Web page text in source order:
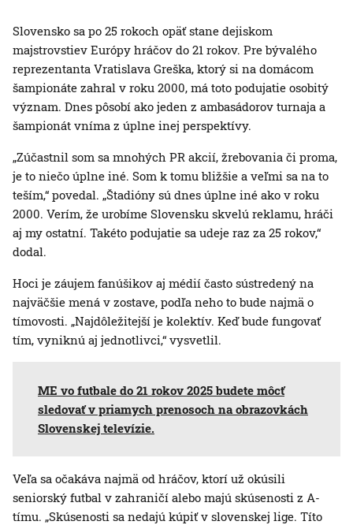
Slovensko sa po 25 rokoch opäť stane dejiskom
majstrovstiev Európy hráčov do 21 rokov. Pre bývalého
reprezentanta Vratislava Greška, ktorý si na domácom
šampionáte zahral v roku 2000, má toto podujatie osobitý
význam. Dnes pôsobí ako jeden z ambasádorov turnaja a
šampionát vníma z úplne inej perspektívy.
„Zúčastnil som sa mnohých PR akcií, žrebovania či proma,
je to niečo úplne iné. Som k tomu bližšie a veľmi sa na to
teším,“ povedal. „Štadióny sú dnes úplne iné ako v roku
2000. Verím, že urobíme Slovensku skvelú reklamu, hráči
aj my ostatní. Takéto podujatie sa udeje raz za 25 rokov,“
dodal.
Hoci je záujem fanúšikov aj médií často sústredený na
najväčšie mená v zostave, podľa neho to bude najmä o
tímovosti. „Najdôležitejší je kolektív. Keď bude fungovať
tím, vyniknú aj jednotlivci,“ vysvetlil.
ME vo futbale do 21 rokov 2025 budete môcť
sledovať v priamych prenosoch na obrazovkách
Slovenskej televízie.
Veľa sa očakáva najmä od hráčov, ktorí už okúsili
seniorský futbal v zahraničí alebo majú skúsenosti z A-
tímu. „Skúsenosti sa nedajú kúpiť v slovenskej lige. Títo